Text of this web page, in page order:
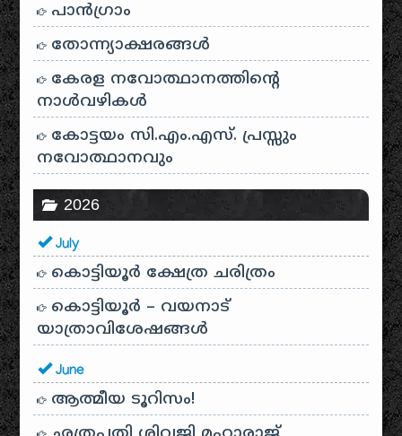
പാന്‍ഗ്രാം
തോന്ന്യാക്ഷരങ്ങള്‍
കേരള നവോത്ഥാനത്തിന്റെ
നാൾവഴികൾ
കോട്ടയം സി.എം.എസ്. പ്രസ്സും
നവോത്ഥാനവും
2026
July
കൊട്ടിയൂർ ക്ഷേത്ര ചരിത്രം
കൊട്ടിയൂർ – വയനാട്
യാത്രാവിശേഷങ്ങൾ
June
ആത്മീയ ടൂറിസം!